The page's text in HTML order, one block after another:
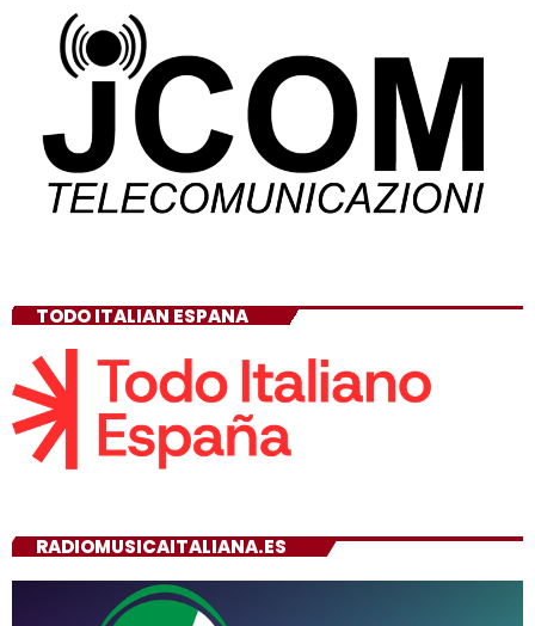
TODO ITALIAN ESPANA
RADIOMUSICAITALIANA.ES